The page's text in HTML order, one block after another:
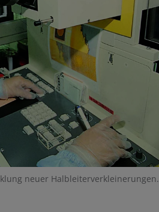
neuer Halbleiterverkleinerungen.